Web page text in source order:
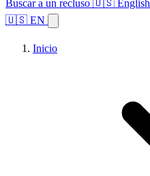
Buscar a un recluso 🇺🇸 English
🇺🇸 EN
Inicio